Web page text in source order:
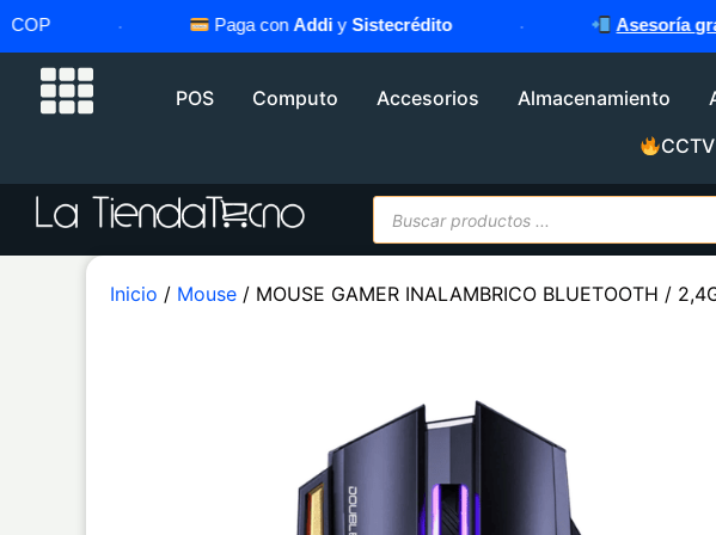
Paga conAddi ySistecrédito Asesoría gratis
POS Computo Accesorios Almacenamiento
CCTV
Inicio / Mouse / MOUSE GAMER INALAMBRICO BLUETOOTH /